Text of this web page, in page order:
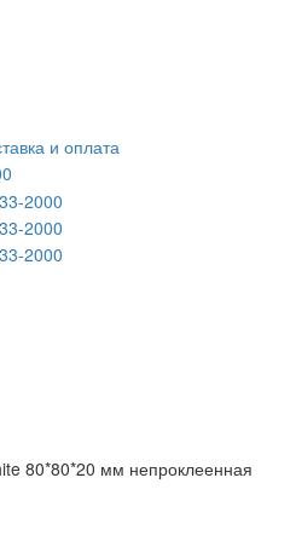
и оплата
2000
2000
2000
80*80*20 мм непроклеенная